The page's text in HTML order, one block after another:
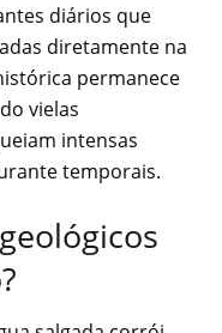
diários que
diretamente na
permanece
vielas
intensas
temporais.